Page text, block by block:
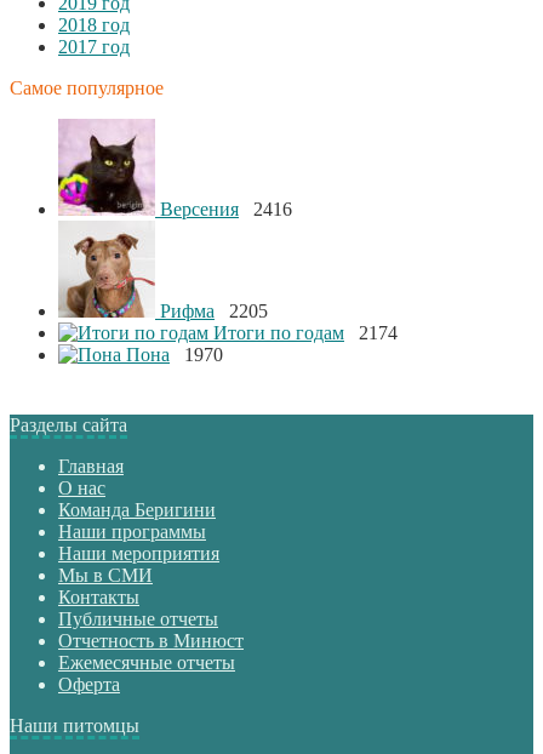
2018 год
2017 год
Самое популярное
Версения 2416
Рифма
2205
Итоги по годам
2174
Пона
1970
Разделы сайта
Главная
О нас
Команда Беригини
Наши программы
Наши мероприятия
Мы в СМИ
Контакты
Публичные отчеты
Отчетность в Минюст
Ежемесячные отчеты
Оферта
Наши питомцы